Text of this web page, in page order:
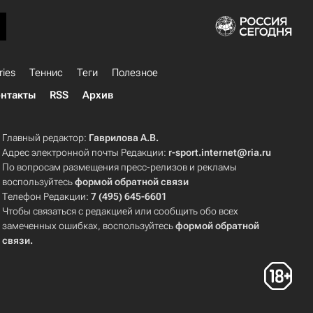
Теннис Теги
Полезное
RSS Архив
Главный редактор: Гаврилова А.В.
Адрес электронной почты Редакции: r-sport.internet@ria.ru
По вопросам размещения пресс-релизов и рекламы
воспользуйтесьформой обратной связи
Телефон Редакции:7 (495) 645-6601
Чтобы связаться с редакцией или сообщить обо всех
замеченных ошибках, воспользуйтесьформой обратной
связи.